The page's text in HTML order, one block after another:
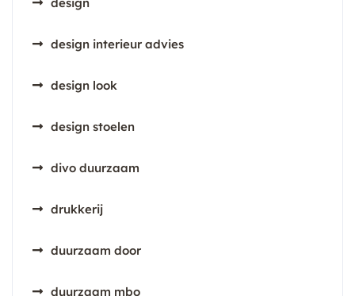
design interieur advies
design look
design stoelen
divo duurzaam
drukkerij
duurzaam door
duurzaam mbo